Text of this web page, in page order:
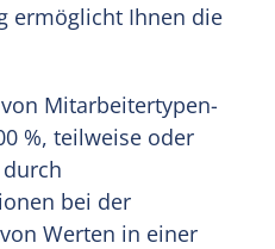
ermöglicht Ihnen die
Mitarbeitertypen-
%, teilweise oder
bei der
Werten in einer